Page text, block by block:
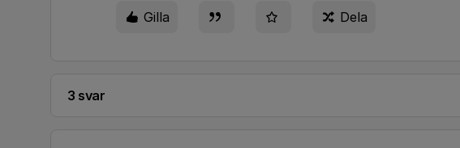
Gilla Dela
3 svar